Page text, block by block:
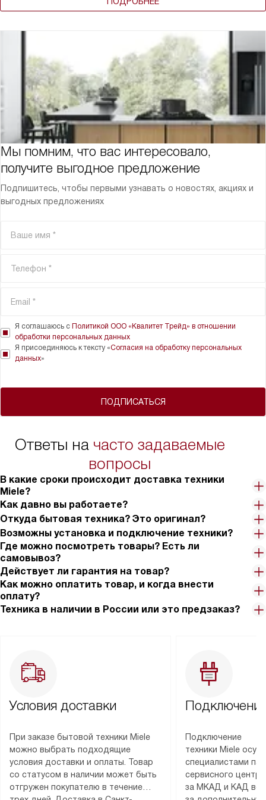
Мы помним, что вас интересовало,
получите выгодное предложение
Подпишитесь, чтобы первыми узнавать о новостях, акциях и
выгодных предложениях
ПОДПИСАТЬСЯ
Я соглашаюсь с Политикой ООО «Квалитет Трейд» в отношении
обработки персональных данных
Я присоединяюсь к тексту «Согласия на обработку персональных
данных»
Ответы на часто задаваемые
вопросы
В какие сроки происходит доставка техники
Miele?
Как давно вы работаете?
Откуда бытовая техника? Это оригинал?
Возможны установка и подключение техники?
Где можно посмотреть товары? Есть ли
самовывоз?
Действует ли гарантия на товар?
Как можно оплатить товар, и когда внести
оплату?
Техника в наличии в России или это предзаказ?
Условия доставки
При заказе бытовой техники Miele
можно выбрать подходящие
условия доставки и оплаты. Товар
со статусом в наличии может быть
отгружен покупателю в течение
Подключение
техники Miele
специалистами
сервисного
за МКАД и КАД